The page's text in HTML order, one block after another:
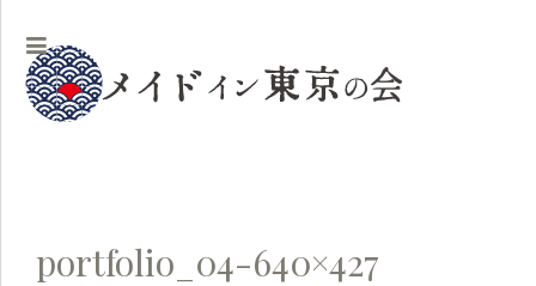
portfolio_04-640×427